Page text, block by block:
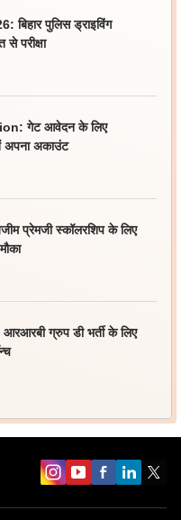
पुलिस ड्राइविंग
परीक्षा
गेट आवेदन के लिए
अपना अकाउंट
प्रेमजी स्कॉलरशिप के लिए
ग्रुप डी भर्ती के लिए